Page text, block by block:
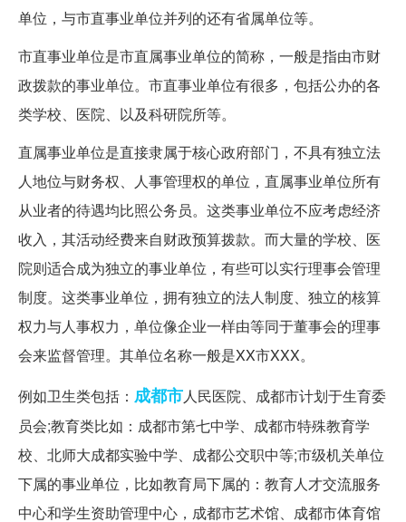
单位，与市直事业单位并列的还有省属单位等。
市直事业单位是市直属事业单位的简称，一般是指由市财
政拨款的事业单位。市直事业单位有很多，包括公办的各
类学校、医院、以及科研院所等。
直属事业单位是直接隶属于核心政府部门，不具有独立法
人地位与财务权、人事管理权的单位，直属事业单位所有
从业者的待遇均比照公务员。这类事业单位不应考虑经济
收入，其活动经费来自财政预算拨款。而大量的学校、医
院则适合成为独立的事业单位，有些可以实行理事会管理
制度。这类事业单位，拥有独立的法人制度、独立的核算
权力与人事权力，单位像企业一样由等同于董事会的理事
会来监督管理。其单位名称一般是XX市XXX。
例如卫生类包括： 成都市人民医院、成都市计划于生育委
员会;教育类比如：成都市第七中学、成都市特殊教育学
校、北师大成都实验中学、成都公交职中等;市级机关单位
下属的事业单位，比如教育局下属的：教育人才交流服务
中心和学生资助管理中心，成都市艺术馆、成都市体育馆